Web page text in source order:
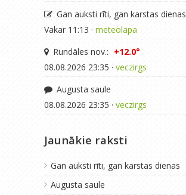
Gan auksti rīti, gan karstas dienas
Vakar 11:13 · meteolapa
Rundāles nov.: +12.0°
08.08.2026 23:35 · veczirgs
Augusta saule
08.08.2026 23:35 · veczirgs
Jaunākie raksti
Gan auksti rīti, gan karstas dienas
Augusta saule